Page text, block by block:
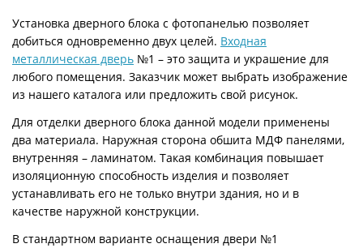
Установка дверного блока с фотопанелью позволяет
добиться одновременно двух целей. Входная
металлическая дверь №1 – это защита и украшение для
любого помещения. Заказчик может выбрать изображение
из нашего каталога или предложить свой рисунок.
Для отделки дверного блока данной модели применены
два материала. Наружная сторона обшита МДФ панелями,
внутренняя – ламинатом. Такая комбинация повышает
изоляционную способность изделия и позволяет
устанавливать его не только внутри здания, но и в
качестве наружной конструкции.
В стандартном варианте оснащения двери №1